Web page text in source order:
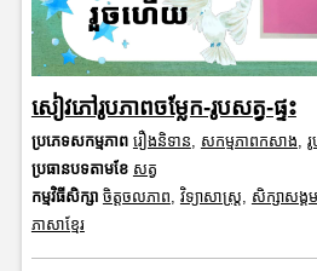
សៀវភៅរូបភាពចម្លែក-រូបសត្វ-ផ្ទះ
ប្រភេទសកម្មភាព រឿងនិទាន សកម្មភាពកសាង
ប្រធានបទតាមខែ សត្វ
កម្មវិធីសិក្សា ចិត្តចលភាព វិទ្យាសាស្រ្ត សិក្សាសង្គម
ភាសាខ្មែរ